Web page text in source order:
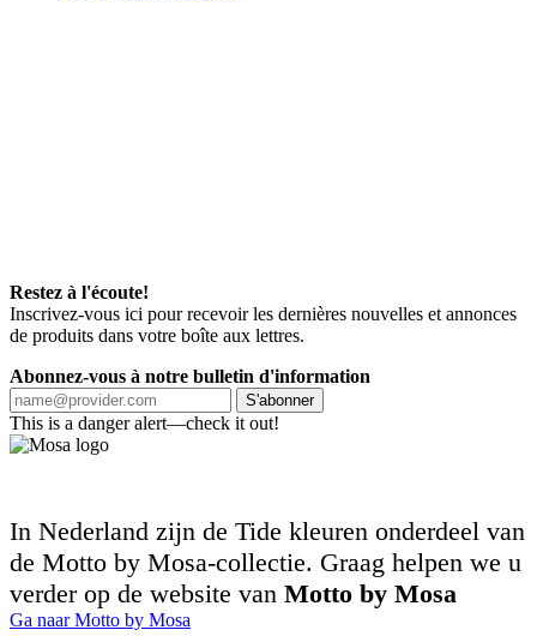
Restez à l'écoute!
Inscrivez-vous ici pour recevoir les dernières nouvelles et annonces
de produits dans votre boîte aux lettres.
Abonnez-vous à notre bulletin d'information
S'abonner
This is a danger alert—check it out!
In Nederland zijn de Tide kleuren onderdeel van
de Motto by Mosa-collectie. Graag helpen we u
verder op de website van Motto by Mosa
Ga naar Motto by Mosa